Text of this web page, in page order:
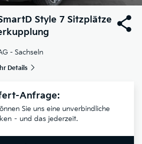
Style 7 Sitzplätze
- Sachseln
Details
Anfrage:
Sie uns eine unverbindliche
– und das jederzeit.